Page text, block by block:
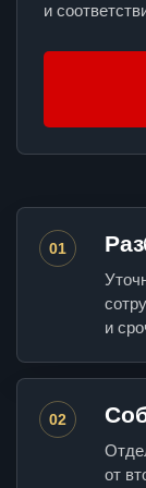
и
01
и
02
от